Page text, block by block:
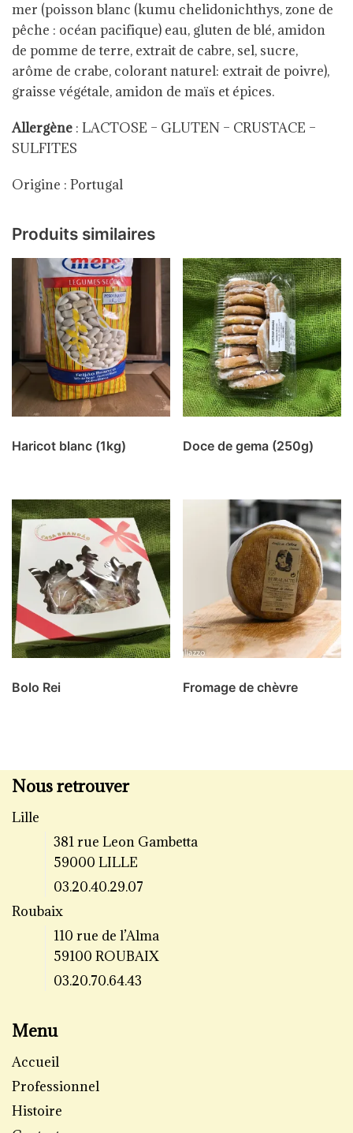
mer (poisson blanc (kumu chelidonichthys, zone de
pêche : océan pacifique) eau, gluten de blé, amidon
de pomme de terre, extrait de cabre, sel, sucre,
arôme de crabe, colorant naturel: extrait de poivre),
graisse végétale, amidon de maïs et épices.
Allergène : LACTOSE – GLUTEN – CRUSTACE –
SULFITES
Origine : Portugal
Produits similaires
Haricot blanc (1kg) Doce de gema (250g)
Bolo Rei Fromage de chèvre
Nous retrouver
Lille
381 rue Leon Gambetta
59000 LILLE
03.20.40.29.07
Roubaix
110 rue de l’Alma
59100 ROUBAIX
03.20.70.64.43
Menu
Accueil
Professionnel
Histoire